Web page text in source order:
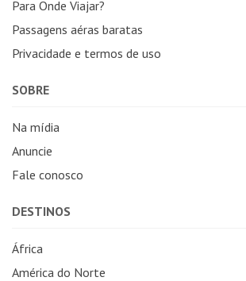
Para Onde Viajar?
Passagens aéras baratas
Privacidade e termos de uso
SOBRE
Na mídia
Anuncie
Fale conosco
DESTINOS
África
América do Norte